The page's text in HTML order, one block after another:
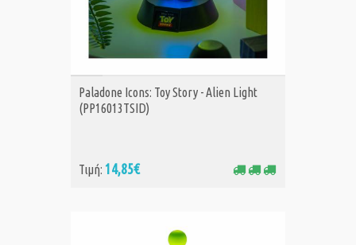
ΑΓΟΡΑ
Paladone Icons: Toy Story - Alien Light
(PP16013TSID)
Τιμή: 14,85€